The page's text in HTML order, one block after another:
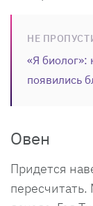
НЕ
«Я
появились
Овен
Придется